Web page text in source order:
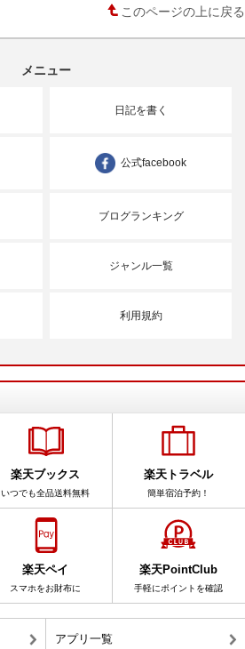
このページの上に戻る
メニュー
日記を書く
公式facebook
ブログランキング
ジャンル一覧
利用規約
楽天ブックス
いつでも全品送料無料
楽天トラベル
簡単宿泊予約！
楽天ペイ
スマホをお財布に
楽天PointClub
手軽にポイントを確認
アプリ一覧